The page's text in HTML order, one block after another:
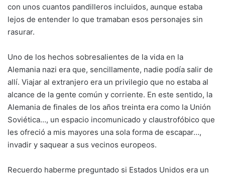
con unos cuantos pandilleros incluidos, aunque estaba
lejos de entender lo que tramaban esos personajes sin
rasurar.
Uno de los hechos sobresalientes de la vida en la
Alemania nazi era que, sencillamente, nadie podía salir de
allí. Viajar al extranjero era un privilegio que no estaba al
alcance de la gente común y corriente. En este sentido, la
Alemania de finales de los años treinta era como la Unión
Soviética…, un espacio incomunicado y claustrofóbico que
les ofreció a mis mayores una sola forma de escapar…,
invadir y saquear a sus vecinos europeos.
Recuerdo haberme preguntado si Estados Unidos era un